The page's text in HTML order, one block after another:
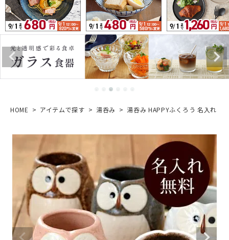
HOME アイテムで探す 湯呑み 湯呑み HAPPYふくろう 名入れ